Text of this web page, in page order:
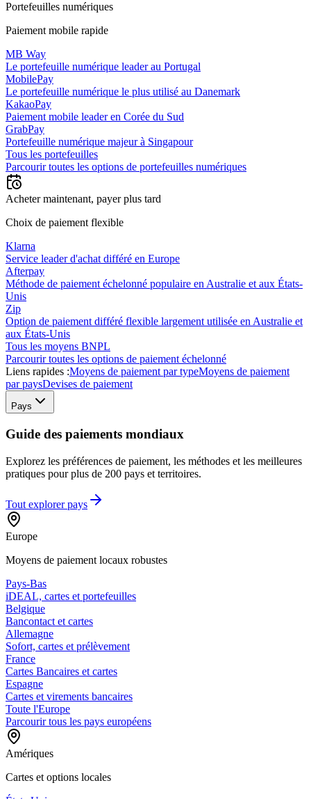
Portefeuilles numériques
Paiement mobile rapide
MB Way
Le portefeuille numérique leader au Portugal
MobilePay
Le portefeuille numérique le plus utilisé au Danemark
KakaoPay
Paiement mobile leader en Corée du Sud
GrabPay
Portefeuille numérique majeur à Singapour
Tous les portefeuilles
Parcourir toutes les options de portefeuilles numériques
Acheter maintenant, payer plus tard
Choix de paiement flexible
Klarna
Service leader d'achat différé en Europe
Afterpay
Méthode de paiement échelonné populaire en Australie et aux États-
Unis
Zip
Option de paiement différé flexible largement utilisée en Australie et
aux États-Unis
Tous les moyens BNPL
Parcourir toutes les options de paiement échelonné
Liens rapides :Moyens de paiement par typeMoyens de paiement
par paysDevises de paiement
Pays
Guide des paiements mondiaux
Explorez les préférences de paiement, les méthodes et les meilleures
pratiques pour plus de 200 pays et territoires.
Tout explorer pays
Europe
Moyens de paiement locaux robustes
Pays-Bas
iDEAL, cartes et portefeuilles
Belgique
Bancontact et cartes
Allemagne
Sofort, cartes et prélèvement
France
Cartes Bancaires et cartes
Espagne
Cartes et virements bancaires
Toute l'Europe
Parcourir tous les pays européens
Amériques
Cartes et options locales